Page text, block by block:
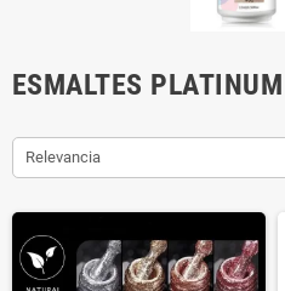
ESMALTES PLATINUM
Relevancia